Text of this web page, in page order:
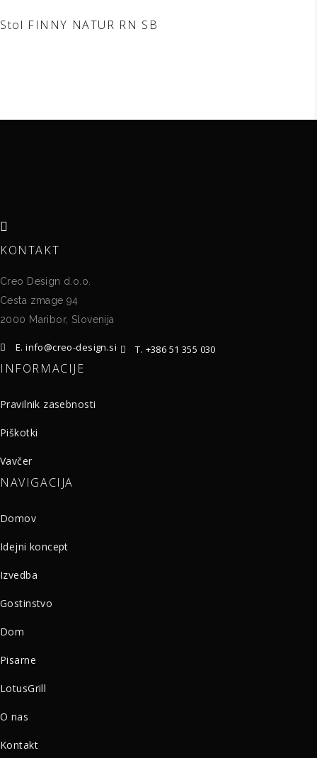
Stol FINNY NATUR RN SB
KONTAKT
Creo Design d.o.o.
Cesta zmage 94
2000 Maribor, Slovenija
E. info@creo-design.si T. +386 51 355 030
INFORMACIJE
Pravilnik zasebnosti
Piškotki
Vavčer
NAVIGACIJA
Domov
Idejni koncept
Izvedba
Gostinstvo
Dom
Pisarne
LotusGrill
O nas
Kontakt